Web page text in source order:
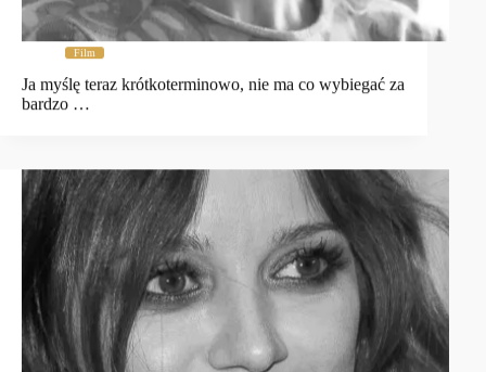
Film
Ja myślę teraz krótkoterminowo, nie ma co wybiegać za
bardzo …